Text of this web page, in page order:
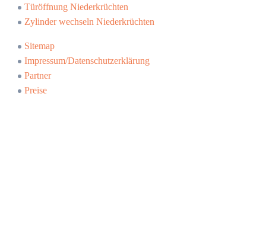
Türöffnung Niederkrüchten
Zylinder wechseln Niederkrüchten
Sitemap
Impressum/Datenschutzerklärung
Partner
Preise